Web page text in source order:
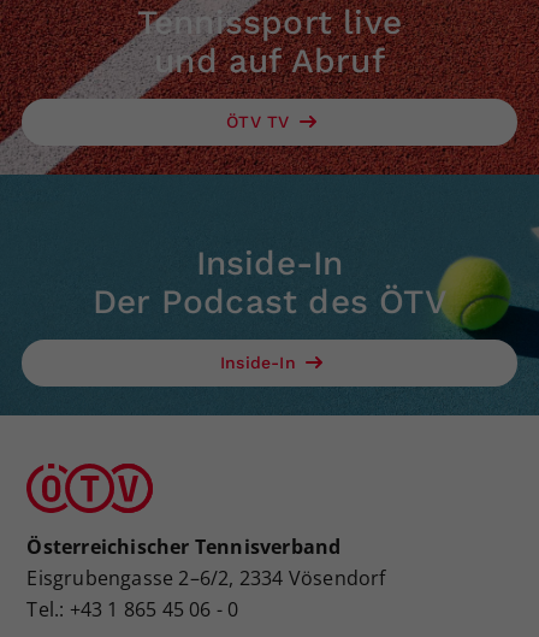
Tennissport live
und auf Abruf
ÖTV TV
Inside-In
Der Podcast des ÖTV
Inside-In
Österreichischer Tennisverband
Eisgrubengasse 2–6/2, 2334 Vösendorf
Tel.: +43 1 865 45 06 - 0